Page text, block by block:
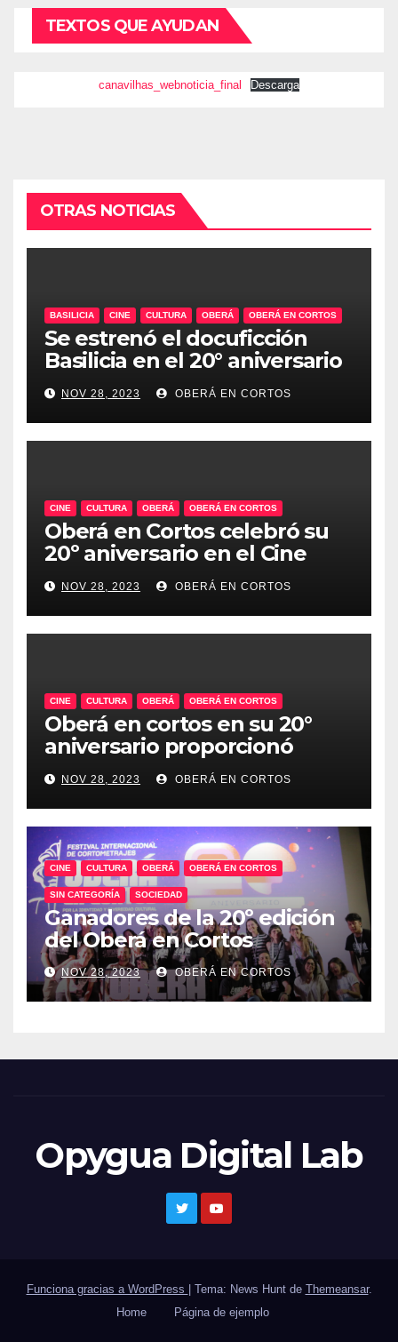
TEXTOS QUE AYUDAN
canavilhas_webnoticia_final Descarga
OTRAS NOTICIAS
BASILICIA CINE CULTURA OBERÁ OBERÁ EN CORTOS
Se estrenó el docuficción
Basilicia en el 20° aniversario
de Oberá en Cortos
NOV 28, 2023 OBERÁ EN CORTOS
CINE CULTURA OBERÁ OBERÁ EN CORTOS
Oberá en Cortos celebró su
20º aniversario en el Cine
Teatro, un emblema de la
historia audiovisual regional
NOV 28, 2023 OBERÁ EN CORTOS
CINE CULTURA OBERÁ OBERÁ EN CORTOS
Oberá en cortos en su 20°
aniversario proporcionó
talleres audiovisuales.
NOV 28, 2023 OBERÁ EN CORTOS
CINE CULTURA OBERÁ OBERÁ EN CORTOS
SIN CATEGORÍA SOCIEDAD
Ganadores de la 20º edición
del Oberá en Cortos
NOV 28, 2023 OBERÁ EN CORTOS
Opygua Digital Lab
Funciona gracias a WordPress Tema: News Hunt de Themeansar.
Home
Página de ejemplo